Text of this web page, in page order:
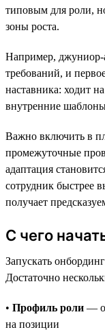
типовым для роли,
зоны роста.
Например, джуниор-
требований, и
наставника: ходит
внутренние
Важно включить в
промежуточные
адаптация
сотрудник быстрее
получает
С чего
Запускать
Достаточно
• Профиль роли —
на позиции